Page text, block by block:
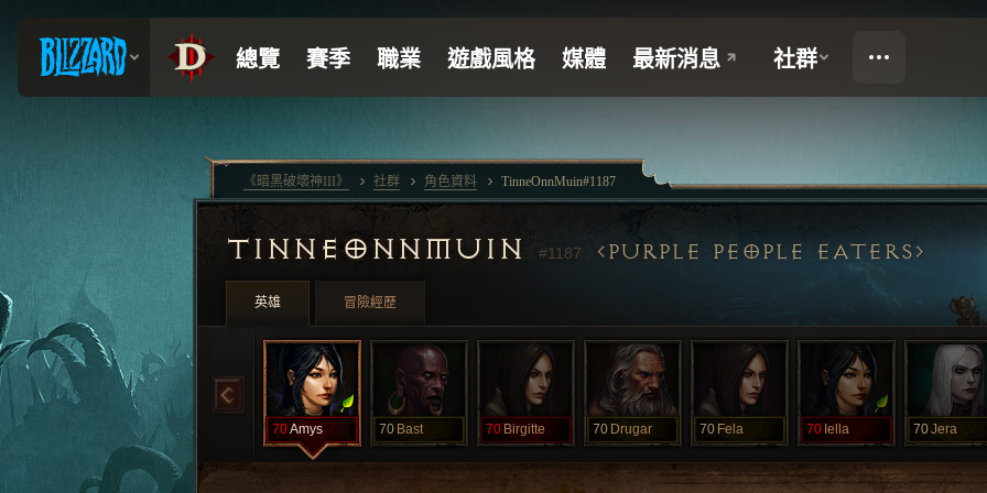
TINNEONNMUIN #1187 PURPLE PEOPLE EATERS
英雄 冒險經歷
70Amys 70 Bast 70 Birgitte 70 Drugar 70 Fela 70 Iella 70Jera
《暗黑破壞神III》 社群 角色資料 TinneOnnMuin#1187